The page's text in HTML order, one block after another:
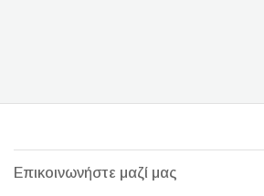
Επικοινωνήστε μαζί μας